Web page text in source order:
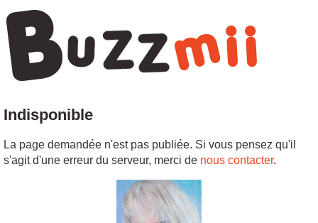
Indisponible
La page demandée n'est pas publiée. Si vous pensez qu'il
s'agit d'une erreur du serveur, merci de nous contacter.